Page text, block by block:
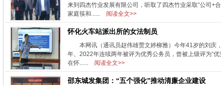
来到四杰竹业发展有限公司，听取了四杰竹业采取“公司+
家庭筷和......
阅读全文>>
怀化火车站派出所的女法制员
本网讯（通讯员赵伟雄贾文婷柳雅）今年41岁的刘庆
年、2022年连续两年被评为优秀公务员，曾被上级评为“
在怀......
阅读全文>>
邵东城发集团：“五个强化”推动清廉企业建设